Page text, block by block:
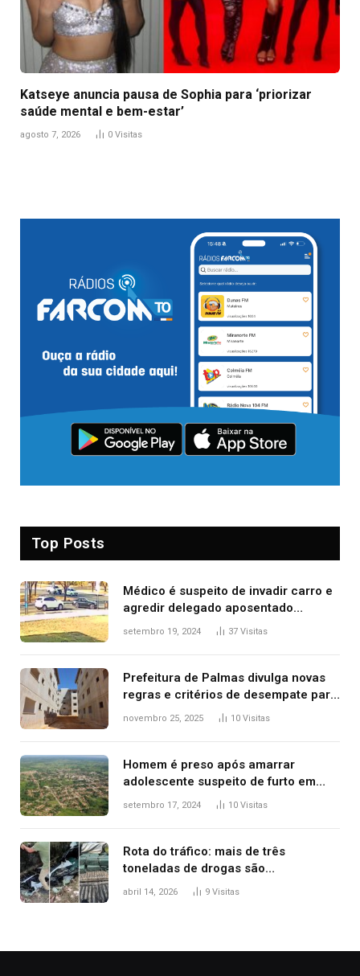
Katseye anuncia pausa de Sophia para ‘priorizar
saúde mental e bem-estar’
agosto 7, 2026 0 Visitas
Top Posts
Médico é suspeito de invadir carro e
agredir delegado aposentado
durante confusão no trânsito
setembro 19, 2024 37 Visitas
Prefeitura de Palmas divulga novas
regras e critérios de desempate para
seleção de famílias no Minha Casa,
novembro 25, 2025 10 Visitas
Homem é preso após amarrar
adolescente suspeito de furto em
estaca de cerca e agredi-lo
setembro 17, 2024 10 Visitas
Rota do tráfico: mais de três
toneladas de drogas são
apreendidas no TO em três meses
abril 14, 2026 9 Visitas